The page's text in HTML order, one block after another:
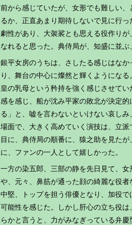
前から感じていたが、女形でも難しい
るか、正直あまり期待しないで見に行
劇性があり、大袈裟とも思える役作り
なれると思った。典侍局が、知盛に並
銀平女房のうちは、さしたる感じはな
り、舞台の中心に燦然と輝くようにな
皇の乳母という矜持を強く感じさせて
感を感じ、船が沈み平家の敗北が決定
る」と、嘘を言わないといけない哀し
場面で、大きく高めていく演技は、立
目に、典侍局の順番に、猿之助を見た
に、ファンの一人として嬉しかった。
一方の染五郎、三部の静を先日見て、
や、元々、鼻筋が通った顔の綺麗な役
中堅、トップを担う俳優となり、加役
可能性を感じた。しかし肝心の立ち役
らかと言うと、力がみなぎっている弁